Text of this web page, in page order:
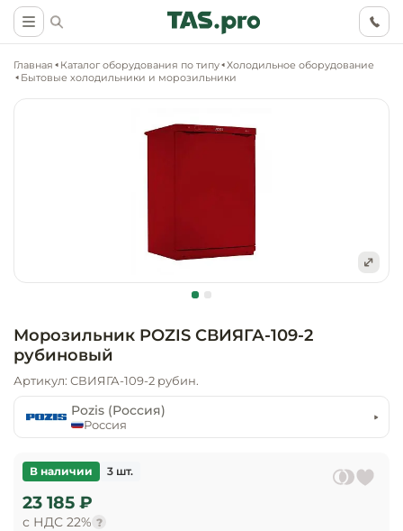
Барное
магазинов
питания
Оснащение
Ритейл (non
объекта
Ассортимент и
Главная Каталог оборудования по типу Холодильное оборудование
Бытовые холодильники и морозильники
Морозильник POZIS СВИЯГА-109-2
рубиновый
Артикул: СВИЯГА-109-2 рубин.
Pozis (Россия)
Россия
23 185 ₽
с НДС 22% ?
В наличии 3 шт.